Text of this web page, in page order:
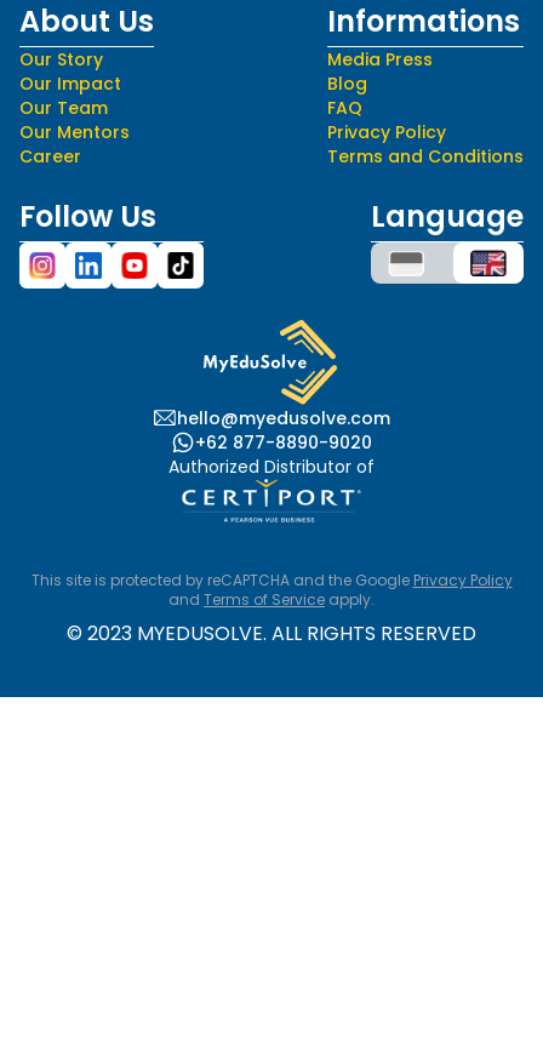
hello@myedusolve.com
+62 877-8890-9020
Authorized Distributor of
About Us
Our Story
Our Impact
Our Team
Our Mentors
Career
Informations
Media Press
Blog
FAQ
Privacy Policy
Terms and Conditions
Follow Us Language
This site is protected by reCAPTCHA and the Google Privacy Policy
and Terms of Service apply.
© 2023 MYEDUSOLVE. ALL RIGHTS RESERVED